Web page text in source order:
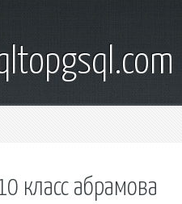
класс абрамова